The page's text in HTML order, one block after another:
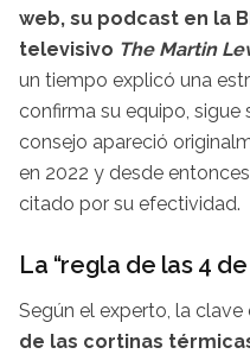
web, su podcast en la
televisivo The Martin
un tiempo explicó una
confirma su equipo,
consejo apareció
en 2022 y desde
citado por su efectividad.
La “regla de las 4
Según el experto, la clave
de las cortinas